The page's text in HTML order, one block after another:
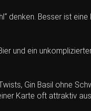
denken. Besser ist
und ein
Gin Basil ohne
Karte oft attraktiv